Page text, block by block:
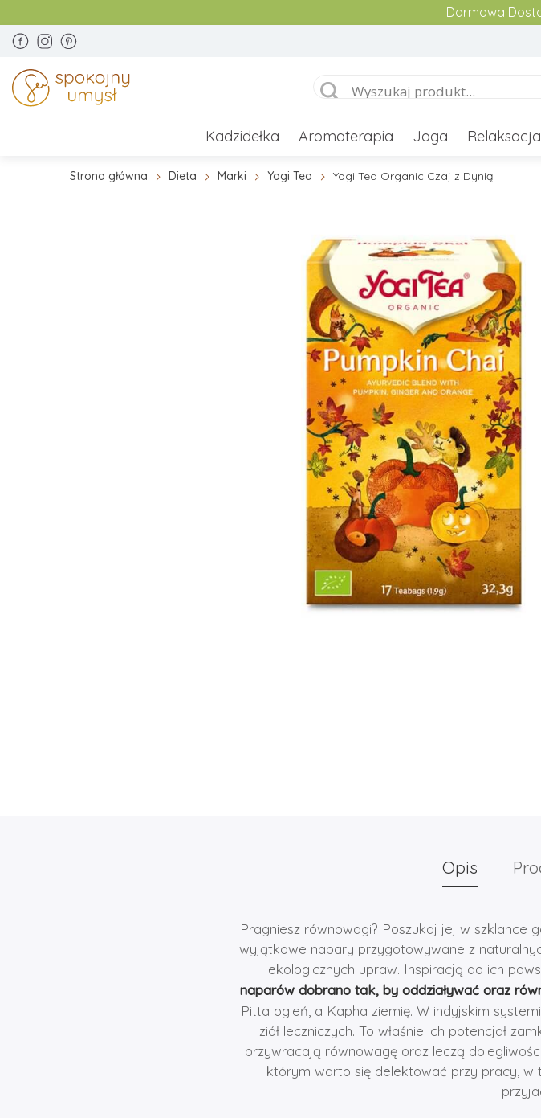
Darmowa
Kadzidełka Aromaterapia Joga Relaksacja
Strona główna Dieta Marki Yogi Tea Yogi Tea Organic Czaj z Dynią
Opis
Pragniesz równowagi? Poszukaj jej w szklance
wyjątkowe napary przygotowywane z
ekologicznych upraw. Inspiracją do ich
naparów dobrano tak, by oddziaływać oraz
Pitta ogień, a Kapha ziemię. W indyjskim
ziół leczniczych. To właśnie ich potencjał
przywracają równowagę oraz leczą
którym warto się delektować przy pracy,